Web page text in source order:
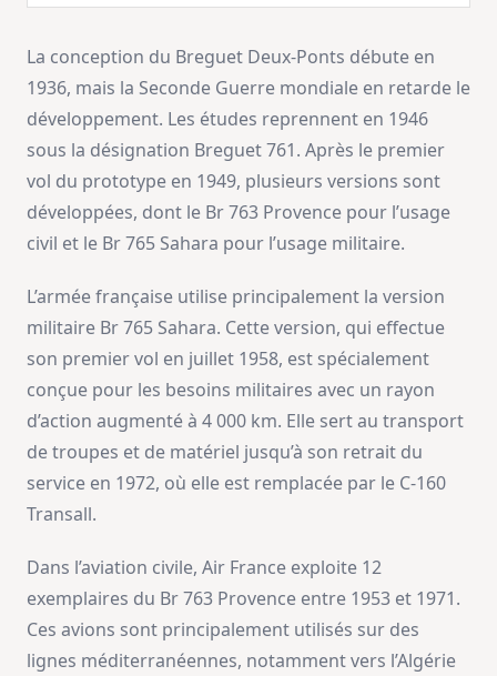
La conception du Breguet Deux-Ponts débute en
1936, mais la Seconde Guerre mondiale en retarde le
développement. Les études reprennent en 1946
sous la désignation Breguet 761. Après le premier
vol du prototype en 1949, plusieurs versions sont
développées, dont le Br 763 Provence pour l’usage
civil et le Br 765 Sahara pour l’usage militaire.
L’armée française utilise principalement la version
militaire Br 765 Sahara. Cette version, qui effectue
son premier vol en juillet 1958, est spécialement
conçue pour les besoins militaires avec un rayon
d’action augmenté à 4 000 km. Elle sert au transport
de troupes et de matériel jusqu’à son retrait du
service en 1972, où elle est remplacée par le C-160
Transall.
Dans l’aviation civile, Air France exploite 12
exemplaires du Br 763 Provence entre 1953 et 1971.
Ces avions sont principalement utilisés sur des
lignes méditerranéennes, notamment vers l’Algérie